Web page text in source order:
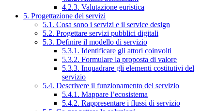
4.2.3. Valutazione euristica
5. Progettazione dei servizi
5.1. Cosa sono i servizi e il service design
5.2. Progettare servizi pubblici digitali
5.3. Definire il modello di servizio
5.3.1. Identificare gli attori coinvolti
5.3.2. Formulare la proposta di valore
5.3.3. Inquadrare gli elementi costitutivi del
servizio
5.4. Descrivere il funzionamento del servizio
5.4.1. Mappare l’ecosistema
5.4.2. Rappresentare i flussi di servizio